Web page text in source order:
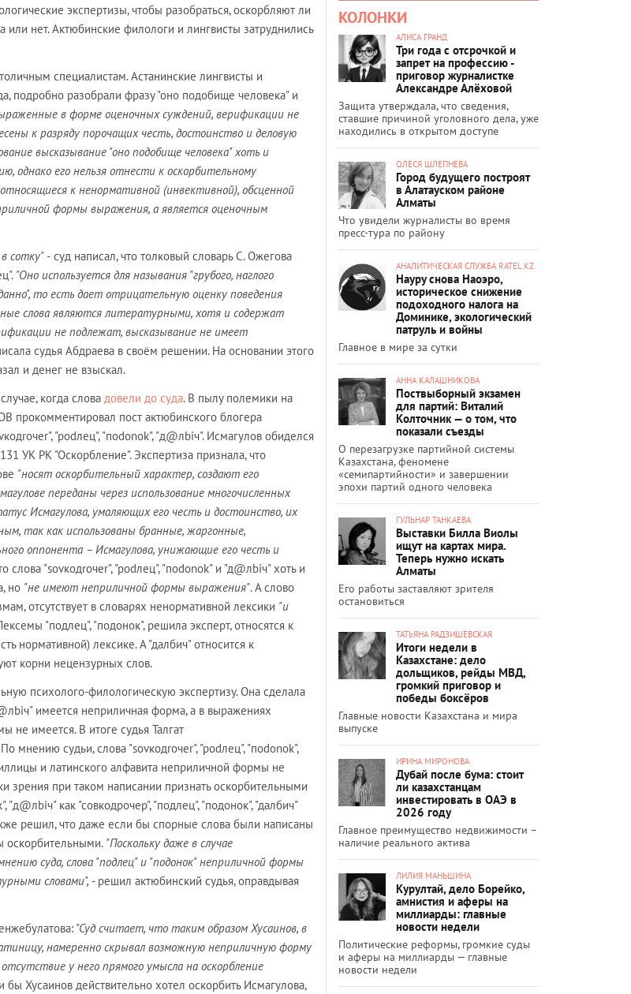
экспертизы, чтобы разобраться, оскорбляют ли
нет. Актюбинские филологи и лингвисты затруднились
специалистам. Астанинские лингвисты и
подробно разобрали фразу "оно подобище человека" и
в форме оценочных суждений, верификации не
к разряду порочащих честь, достоинство и деловую
высказывание "оно подобище человека" хоть и
однако его нельзя отнести к оскорбительному
к ненормативной (инвективной), обсценной
формы выражения, а является оценочным
сотку" - суд написал, что толковый словарь С. Ожегова
"Оно используется для называния "грубого, наглого
то есть дает отрицательную оценку поведения
слова являются литературными, хотя и содержат
не подлежат, высказывание не имеет
судья Абдраева в своём решении. На основании этого
и денег не взыскал.
когда слова довели до суда. В пылу полемики на
прокомментировал пост актюбинского блогера
"podлец", "поdonok", "д@лbiч". Исмагулов обиделся
УК РК "Оскорбление". Экспертиза признала, что
"носят оскорбительный характер, создают его
переданы через использование многочисленных
Исмагулова, умаляющих его честь и достоинство, их
так как использованы бранные, жаргонные,
оппонента – Исмагулова, унижающие его честь и
слова "sovкодroчеr", "podлец", "поdonok" и "д@лbiч" хоть и
но "не имеют неприличной формы выражения". А слово
отсутствует в словарях ненормативной лексики "и
"подлец", "подонок", решила эксперт, относятся к
нормативной) лексике. А "далбич" относится к
корни нецензурных слов.
психолого-филологическую экспертизу. Она сделала
имеется неприличная форма, а в выражениях
не имеется. В итоге судья Талгат
мнению судьи, слова "sovкодroчеr", "podлец", "поdonоk",
и латинского алфавита неприличной формы не
зрения при таком написании признать оскорбительными
"д@лbiч" как "совкодрочер", "подлец", "подонок", "далбич"
решил, что даже если бы спорные слова были написаны
оскорбительными. "Поскольку даже в случае
суда, слова "подлец" и "подонок" неприличной формы
словами", - решил актюбинский судья, оправдывая
"Суд считает, что таким образом Хусаинов, в
намеренно скрывал возможную неприличную форму
у него прямого умысла на оскорбление
бы Хусаинов действительно хотел оскорбить Исмагулова,
КОЛОНКИ
АЛИСА ГРАНД
Три года с отсрочкой и
запрет на профессию -
приговор журналистке
Александре Алёховой
Защита утверждала, что сведения,
ставшие причиной уголовного дела, уже
находились в открытом доступе
ОЛЕСЯ ШЛЕПНЕВА
Город будущего построят
в Алатауском районе
Алматы
Что увидели журналисты во время
пресс-тура по району
АНАЛИТИЧЕСКАЯ СЛУЖБА RATEL.KZ
Науру снова Наоэро,
историческое снижение
подоходного налога на
Доминике, экологический
патруль и войны
Главное в мире за сутки
АННА КАЛАШНИКОВА
Поствыборный экзамен
для партий: Виталий
Колточник — о том, что
показали съезды
О перезагрузке партийной системы
Казахстана, феномене
«семипартийности» и завершении
эпохи партий одного человека
ГУЛЬНАР ТАНКАЕВА
Выставки Билла Виолы
ищут на картах мира.
Теперь нужно искать
Алматы
Его работы заставляют зрителя
остановиться
ТАТЬЯНА РАДЗИШЕВСКАЯ
Итоги недели в
Казахстане: дело
дольщиков, рейды МВД,
громкий приговор и
победы боксёров
Главные новости Казахстана и мира
выпуске
ИРИНА МИРОНОВА
Дубай после бума: стоит
ли казахстанцам
инвестировать в ОАЭ в
2026 году
Главное преимущество недвижимости –
наличие реального актива
ЛИЛИЯ МАНЬШИНА
Курултай, дело Борейко,
амнистия и аферы на
миллиарды: главные
новости недели
Политические реформы, громкие суды
и аферы на миллиарды — главные
новости недели